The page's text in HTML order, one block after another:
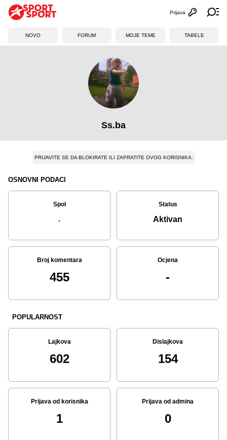
Otvori
Prijava
NOVO FORUM MOJE TEME TABELE
Ss.ba
PRIJAVITE SE DA BLOKIRATE ILI ZAPRATITE OVOG KORISNIKA.
OSNOVNI PODACI
Spol
-
Status
Aktivan
Broj komentara
455
Ocjena
-
POPULARNOST
Lajkova
602
Dislajkova
154
Prijava od korisnika
1
Prijava od admina
0